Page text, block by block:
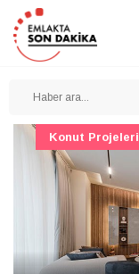
Konut Projeleri